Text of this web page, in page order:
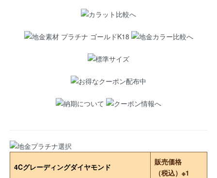
4Cグレーディングダイヤモンド
販売価格
（税込）※1